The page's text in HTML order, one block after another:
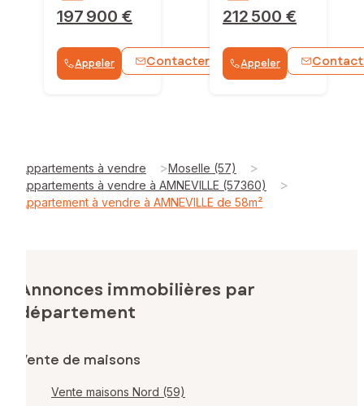
197 900 €
Appeler Contacter WhatsApp
212 500 €
Appeler
Appartements à vendre >Moselle (57) >
Appartements à vendre à AMNEVILLE (57360) >
Appartement à vendre à AMNEVILLE de 58m²
Annonces immobilières par
département
Vente de maisons
Vente maisons Nord (59)